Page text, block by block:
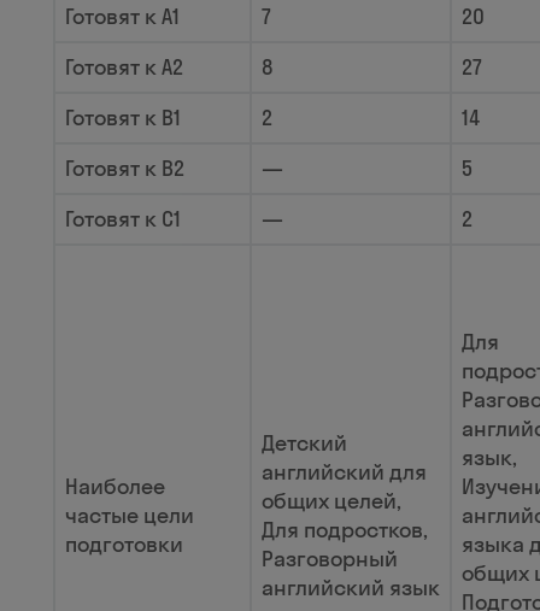
Готовят к A1 7
20
Готовят к A2
8
27
Готовят к B1
2
14
Готовят к B2
—
5
Готовят к C1
— 2
Наиболее
частые цели
подготовки
Детский
английский для
общих целей,
Для подростков,
Разговорный
английский язык
Для
язык,
языка
общих